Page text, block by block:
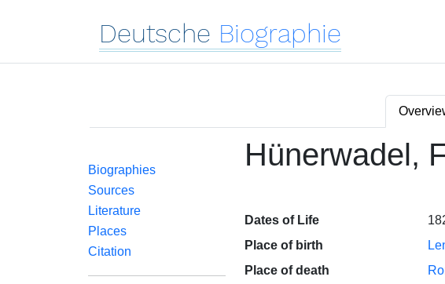
Deutsche Biographie
Biographies
Sources
Literature
Places
Citation
Hünerwadel,
Dates of Life
Place of birth
Place of death